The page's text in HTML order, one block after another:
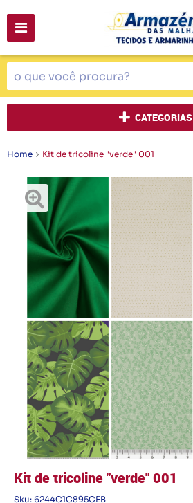
CATEGORIAS
Home Kit de tricoline "verde" 001
Kit de tricoline "verde" 001
Sku: 6244C1C895CEB